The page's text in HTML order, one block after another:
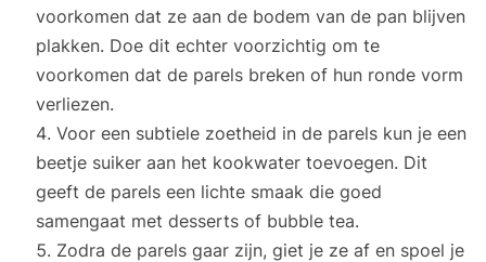
voorkomen dat ze aan de bodem van de pan blijven
plakken. Doe dit echter voorzichtig om te
voorkomen dat de parels breken of hun ronde vorm
verliezen.
Voor een subtiele zoetheid in de parels kun je een
beetje suiker aan het kookwater toevoegen. Dit
geeft de parels een lichte smaak die goed
samengaat met desserts of bubble tea.
Zodra de parels gaar zijn, giet je ze af en spoel je